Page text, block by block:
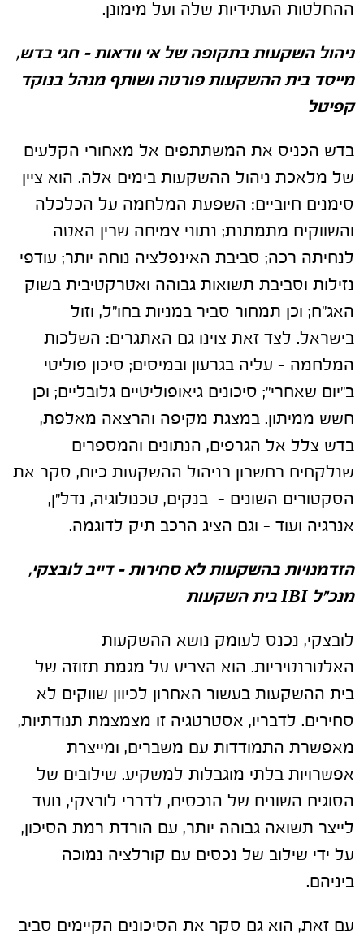
ההחלטות העתידיות שלה ועל מימונן.
ניהול השקעות בתקופה של אי וודאות – חגי בדש,
מייסד בית ההשקעות פורטה ושותף מנהל בנוקד
קפיטל
בדש הכניס את המשתתפים אל מאחורי הקלעים
של מלאכת ניהול ההשקעות בימים אלה. הוא ציין
סימנים חיוביים: השפעת המלחמה על הכלכלה
והשווקים מתמתנת; נתוני צמיחה שבין האטה
לנחיתה רכה; סביבת האינפלציה נוחה יותר; עודפי
נזילות וסביבת תשואות גבוהה ואטרקטיבית בשוק
האג"ח; וכן תמחור סביר במניות בחו"ל, וזול
בישראל. לצד זאת צוינו גם האתגרים: השלכות
המלחמה – עליה בגרעון ובמיסים; סיכון פוליטי
ב"יום שאחרי"; סיכונים גיאופוליטיים גלובליים; וכן
חשש ממיתון. במצגת מקיפה והרצאה מאלפת,
בדש צלל אל הגרפים, הנתונים והמספרים
שנלקחים בחשבון בניהול ההשקעות כיום, סקר את
הסקטורים השונים – בנקים, טכנולוגיה, נדל"ן,
אנרגיה ועוד – וגם הציג הרכב תיק לדוגמה.
הזדמנויות בהשקעות לא סחירות – דייב לובצקי,
מנכ"ל
בית השקעות
לובצקי, נכנס לעומק נושא ההשקעות
האלטרנטיביות. הוא הצביע על מגמת תזוזה של
בית ההשקעות בעשור האחרון לכיוון שווקים לא
סחירים. לדבריו, אסטרטגיה זו מצמצמת תנודתיות,
מאפשרת התמודדות עם משברים, ומייצרת
אפשרויות בלתי מוגבלות למשקיע. שילובים של
הסוגים השונים של הנכסים, לדברי לובצקי, נועד
לייצר תשואה גבוהה יותר, עם הורדת רמת הסיכון,
על ידי שילוב של נכסים עם קורלציה נמוכה
ביניהם.
עם זאת, הוא גם סקר את הסיכונים הקיימים סביב